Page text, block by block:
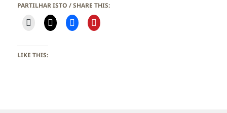
PARTILHAR ISTO / SHARE THIS:
LIKE THIS: